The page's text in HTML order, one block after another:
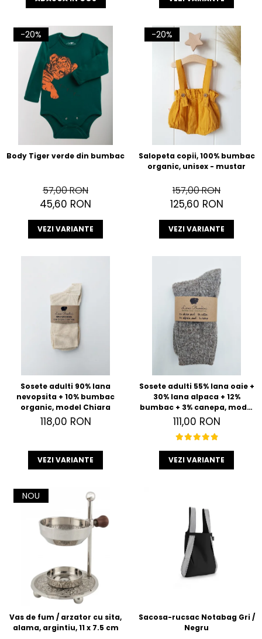
-20%
Body Tiger verde din bumbac
57,00 RON
45,60 RON
VEZI VARIANTE
-20%
Salopeta copii, 100% bumbac
organic, unisex - mustar
157,00 RON
125,60 RON
VEZI VARIANTE
Sosete adulti 90% lana
nevopsita + 10% bumbac
organic, model Chiara
118,00 RON
VEZI VARIANTE
Sosete adulti 55% lana oaie +
30% lana alpaca + 12%
bumbac + 3% canepa, model
Anna
111,00 RON
VEZI VARIANTE
NOU
Vas de fum / arzator cu sita,
alama, argintiu, 11 x 7.5 cm
Sacosa-rucsac Notabag Gri /
Negru